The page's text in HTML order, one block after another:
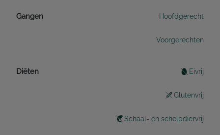
Gangen Hoofdgerecht
Voorgerechten
Diëten Eivrij
Glutenvrij
Schaal- en schelpdiervrij